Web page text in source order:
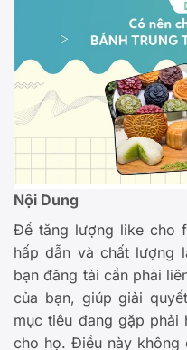
Nội Dung
Để tăng lượng like cho
hấp dẫn và chất lượng
bạn đăng tải cần phải
của bạn, giúp giải
mục tiêu đang gặp
cho họ. Điều này không